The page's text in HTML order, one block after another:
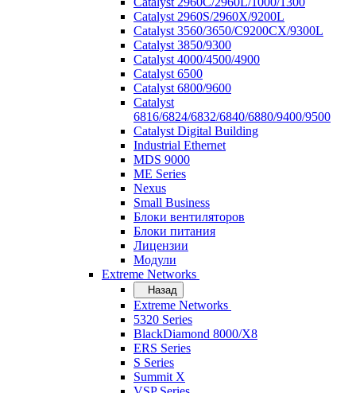
Catalyst 2960S/2960X/9200L
Catalyst 3560/3650/C9200CX/9300L
Catalyst 3850/9300
Catalyst 4000/4500/4900
Catalyst 6500
Catalyst 6800/9600
Catalyst
6816/6824/6832/6840/6880/9400/9500
Catalyst Digital Building
Industrial Ethernet
MDS 9000
ME Series
Nexus
Small Business
Блоки вентиляторов
Блоки питания
Лицензии
Модули
Extreme Networks
Назад
Extreme Networks
5320 Series
BlackDiamond 8000/X8
ERS Series
S Series
Summit X